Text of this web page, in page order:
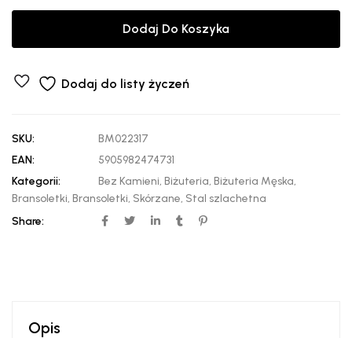
Dodaj Do Koszyka
Dodaj do listy życzeń
SKU:
BM022317
EAN:
5905982474731
Kategorii:
Bez Kamieni, Biżuteria, Biżuteria Męska,
Bransoletki, Bransoletki, Skórzane, Stal szlachetna
Share:
Opis